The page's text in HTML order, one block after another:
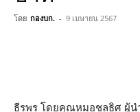
โดย กองบก. - 9 เมษายน 2567
ธีรพร โดยคุณหมอชลธิศ ผู้น